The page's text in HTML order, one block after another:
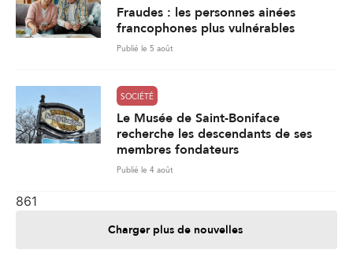
Fraudes : les personnes ainées
francophones plus vulnérables
Publié le 5 août
SOCIÉTÉ
Le Musée de Saint-Boniface
recherche les descendants de ses
membres fondateurs
Publié le 4 août
861
Charger plus de nouvelles